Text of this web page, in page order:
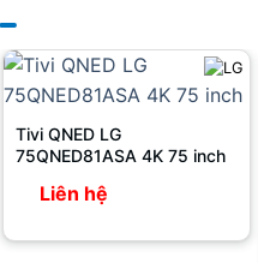
khung nhanh QFT
Switching)
60W
Pro (Virtual 11.1.2 Up-mix)
Tivi QNED LG
75QNED81ASA 4K 75 inch
Liên hệ